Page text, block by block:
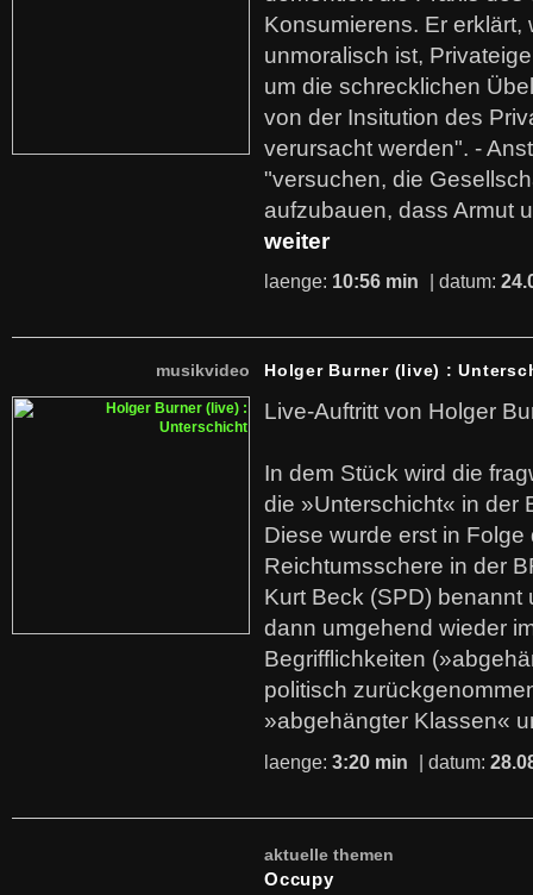
Konsumierens. Er erklärt,
unmoralisch ist,
um die schrecklichen
von der Insitution des
verursacht werden". -
"versuchen, die
aufzubauen, dass Armut
weiter
laenge: 10:56 min | datum:
musikvideo Holger Burner (live) :
Live-Auftritt von Holger
In dem Stück wird die
die »Unterschicht« in der
Diese wurde erst in
Reichtumsschere in der
Kurt Beck (SPD)
dann umgehend wieder
Begrifflichkeiten
politisch
»abgehängter Klassen«
laenge: 3:20 min | datum:
aktuelle themen
Occupy